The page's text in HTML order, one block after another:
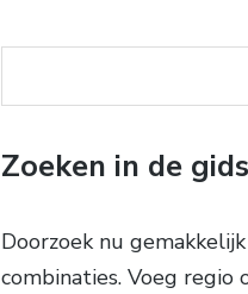
Zoeken in de
Doorzoek nu
combinaties. Voeg